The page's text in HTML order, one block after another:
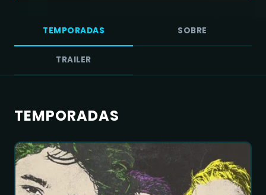
TEMPORADAS SOBRE
TRAILER
TEMPORADAS